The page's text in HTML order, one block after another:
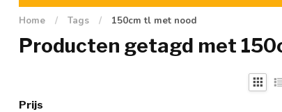
Home / Tags / 150cm tl met nood
Producten getagd met
Prijs